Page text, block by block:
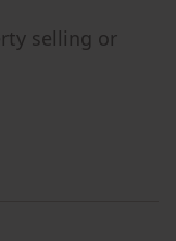
selling or